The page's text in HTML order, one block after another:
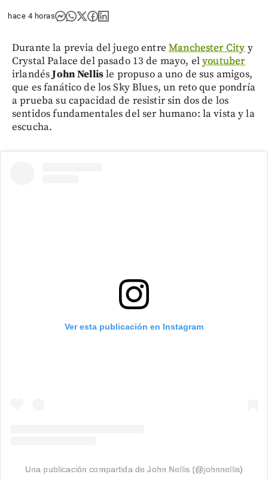
hace 4 horas
Durante la previa del juego entreManchester City y
Crystal Palace del pasado 13 de mayo, elyoutuber
irlandésJohn Nellisle propuso a uno de sus amigos,
que es fanático de los Sky Blues, un reto que pondría
a prueba su capacidad de resistir sin dos de los
sentidos fundamentales del ser humano: la vista y la
escucha.
Ver esta publicación en Instagram
Una publicación compartida de John Nellis (@johnnellis)